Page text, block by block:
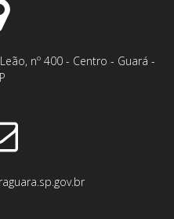
nº 400 - Centro - Guará -